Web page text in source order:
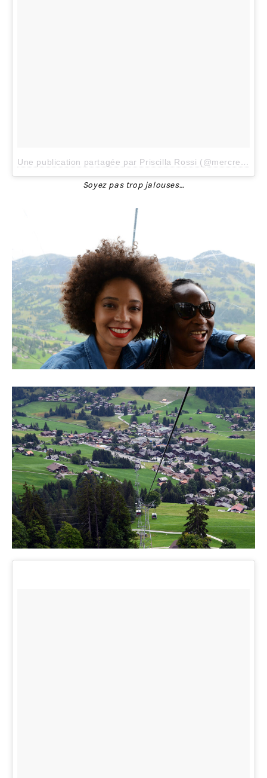
Une publication partagée par Priscilla Rossi (@mercredieblog)
Soyez pas trop jalouses…